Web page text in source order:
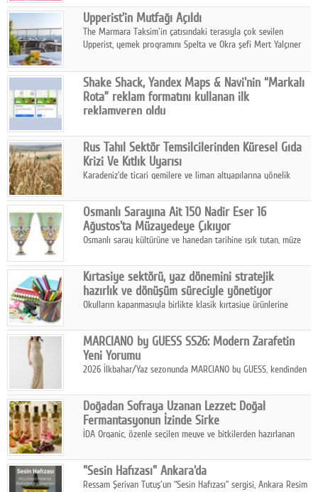
ürünleriyle hem yurt içinde hem de uluslararası pazarlarda
büyümesini sürdürüyor.
Upperist'in Mutfağı Açıldı
The Marmara Taksim'in çatısındaki terasıyla çok sevilen
Upperist, yemek programını Spelta ve Okra şefi Mert Yalçıner
Shake Shack, Yandex Maps & Navi'nin “Markalı
Rota” reklam formatını kullanan ilk
reklamveren oldu
artırmak amacıyla Cereyan Medya ve Yandex Ads iş birliğiyle
Yandex Maps & Navi'nin yeni "Markalı Rota" reklam formatını
kullanan ilk marka oldu.
Rus Tahıl Sektör Temsilcilerinden Küresel Gıda
Krizi Ve Kıtlık Uyarısı
Karadeniz'de ticari gemilere ve liman altyapılarına yönelik
geçirdi.
Osmanlı Sarayına Ait 150 Nadir Eser 16
Ağustos'ta Müzayedeye Çıkıyor
Osmanlı saray kültürüne ve hanedan tarihine ışık tutan, müze
Ağustos'ta Arthill Müzecilik'in düzenleyeceği özel müzayedede
koleksiyonerlerle buluşuyor
Kırtasiye sektörü, yaz dönemini stratejik
hazırlık ve dönüşüm süreciyle yönetiyor
Okulların kapanmasıyla birlikte klasik kırtasiye ürünlerine
sanat ve eğitici aktivite ürünleriyle dinamik bir biçimde
geçiriyor.
MARCIANO by GUESS SS26: Modern Zarafetin
Yeni Yorumu
2026 İlkbahar/Yaz sezonunda MARCIANO by GUESS, kendinden
Doğadan Sofraya Uzanan Lezzet: Doğal
Fermantasyonun İzinde Sirke
İDA Organic, özenle seçilen meyve ve bitkilerden hazırlanan
sofralarına taşıyor.
"Sesin Hafızası" Ankara'da
Ressam Şerivan Tutuş'un “Sesin Hafızası” sergisi, Ankara Resim